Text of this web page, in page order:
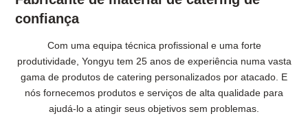
confiança
Com uma equipa técnica profissional e uma forte
produtividade, Yongyu tem 25 anos de experiência numa vasta
gama de produtos de catering personalizados por atacado. E
nós fornecemos produtos e serviços de alta qualidade para
ajudá-lo a atingir seus objetivos sem problemas.